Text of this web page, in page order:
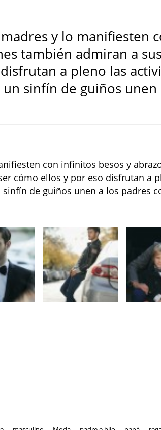
y lo manifiesten
también admiran a
a pleno las
sinfín de guiños unen
con infinitos besos y
cómo ellos y por eso disfrutan a
de guiños unen a los padres